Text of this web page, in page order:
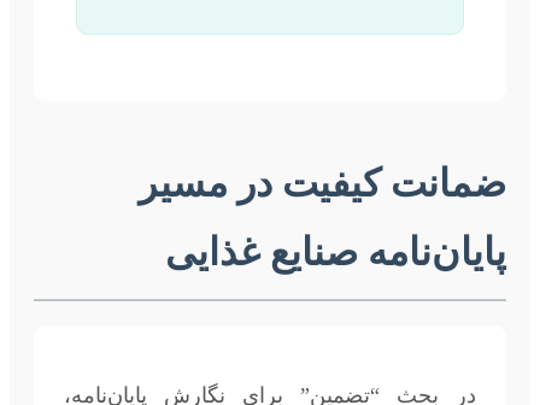
ضمانت کیفیت در مسیر
پایان‌نامه صنایع غذایی
در بحث “تضمین” برای نگارش پایان‌نامه،